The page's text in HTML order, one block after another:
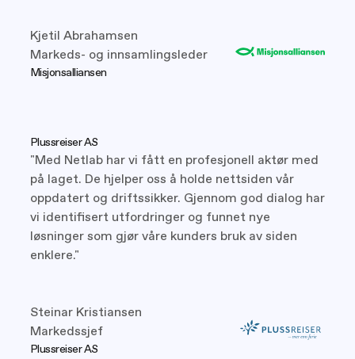
Kjetil Abrahamsen
Markeds- og innsamlingsleder
Misjonsalliansen
Plussreiser AS
"Med Netlab har vi fått en profesjonell aktør med
på laget. De hjelper oss å holde nettsiden vår
oppdatert og driftssikker. Gjennom god dialog har
vi identifisert utfordringer og funnet nye
løsninger som gjør våre kunders bruk av siden
enklere."
Steinar Kristiansen
Markedssjef
Plussreiser AS